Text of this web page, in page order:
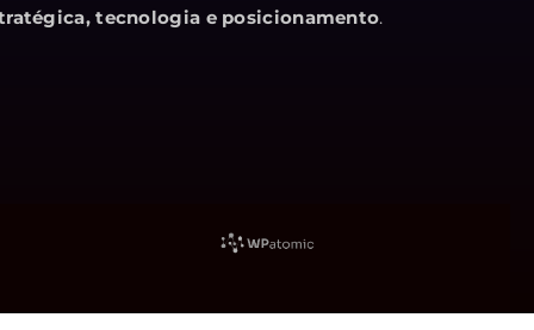
tecnologia e posicionamento.